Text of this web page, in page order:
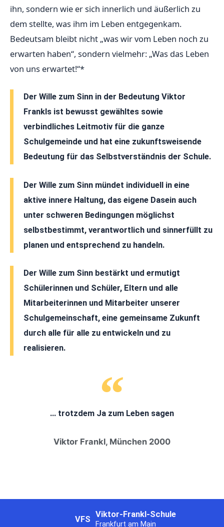
ihn, sondern wie er sich innerlich und äußerlich zu
dem stellte, was ihm im Leben entgegenkam.
Bedeutsam bleibt nicht „was wir vom Leben noch zu
erwarten haben“, sondern vielmehr: „Was das Leben
von uns erwartet!“*
Der Wille zum Sinn in der Bedeutung Viktor
Frankls ist bewusst gewähltes sowie
verbindliches Leitmotiv für die ganze
Schulgemeinde und hat eine zukunftsweisende
Bedeutung für das Selbstverständnis der Schule.
Der Wille zum Sinn mündet individuell in eine
aktive innere Haltung, das eigene Dasein auch
unter schweren Bedingungen möglichst
selbstbestimmt, verantwortlich und sinnerfüllt zu
planen und entsprechend zu handeln.
Der Wille zum Sinn bestärkt und ermutigt
Schülerinnen und Schüler, Eltern und alle
Mitarbeiterinnen und Mitarbeiter unserer
Schulgemeinschaft, eine gemeinsame Zukunft
durch alle für alle zu entwickeln und zu
realisieren.
... trotzdem Ja zum Leben sagen
Viktor Frankl, München 2000
VFS Viktor-Frankl-Schule
Frankfurt am Main